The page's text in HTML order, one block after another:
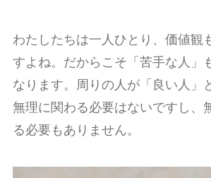
わたしたちは一人ひとり、価値観
すよね。だからこそ「苦手な人」
なります。周りの人が「良い人」
無理に関わる必要はないですし、
る必要もありません。